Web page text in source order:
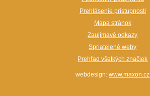
Prehlásenie prístupnosti
Mapa stránok
Zaujímavé odkazy
Spriatelené weby
Prehľad všetkých značiek
webdesign:www.maxon.cz